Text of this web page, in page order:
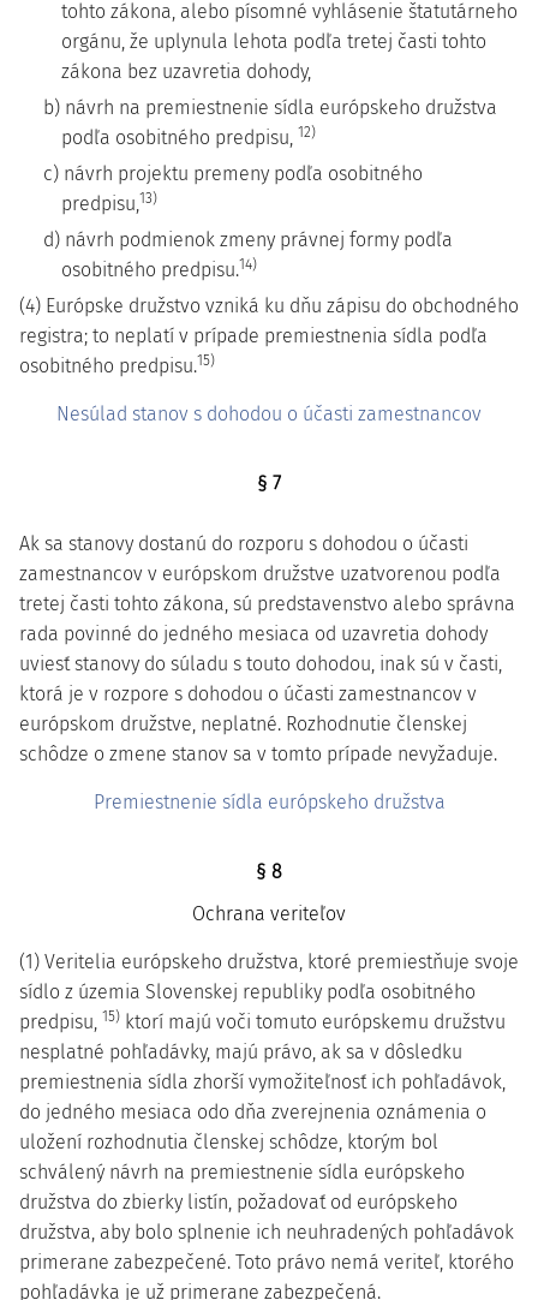
tohto zákona, alebo písomné vyhlásenie štatutárneho
orgánu, že uplynula lehota podľa tretej časti tohto
zákona bez uzavretia dohody,
b) návrh na premiestnenie sídla európskeho družstva
podľa osobitného predpisu, 12)
c) návrh projektu premeny podľa osobitného
predpisu,13)
d) návrh podmienok zmeny právnej formy podľa
osobitného predpisu.14)
(4) Európske družstvo vzniká ku dňu zápisu do obchodného
registra; to neplatí v prípade premiestnenia sídla podľa
osobitného predpisu.15)
Nesúlad stanov s dohodou o účasti zamestnancov
§ 7
Ak sa stanovy dostanú do rozporu s dohodou o účasti
zamestnancov v európskom družstve uzatvorenou podľa
tretej časti tohto zákona, sú predstavenstvo alebo správna
rada povinné do jedného mesiaca od uzavretia dohody
uviesť stanovy do súladu s touto dohodou, inak sú v časti,
ktorá je v rozpore s dohodou o účasti zamestnancov v
európskom družstve, neplatné. Rozhodnutie členskej
schôdze o zmene stanov sa v tomto prípade nevyžaduje.
Premiestnenie sídla európskeho družstva
§ 8
Ochrana veriteľov
(1) Veritelia európskeho družstva, ktoré premiestňuje svoje
sídlo z územia Slovenskej republiky podľa osobitného
predpisu, 15) ktorí majú voči tomuto európskemu družstvu
nesplatné pohľadávky, majú právo, ak sa v dôsledku
premiestnenia sídla zhorší vymožiteľnosť ich pohľadávok,
do jedného mesiaca odo dňa zverejnenia oznámenia o
uložení rozhodnutia členskej schôdze, ktorým bol
schválený návrh na premiestnenie sídla európskeho
družstva do zbierky listín, požadovať od európskeho
družstva, aby bolo splnenie ich neuhradených pohľadávok
primerane zabezpečené. Toto právo nemá veriteľ, ktorého
pohľadávka je už primerane zabezpečená.